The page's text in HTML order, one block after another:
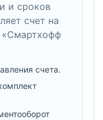
и сроков
счет на
счета.